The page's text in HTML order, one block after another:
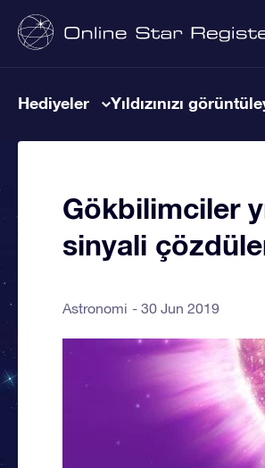
Hediyeler Yıldızınızı
Gökbilimciler
sinyali
Astronomi 30 Jun 2019